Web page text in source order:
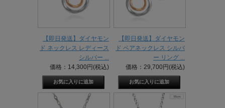
【即日発送】ダイヤモン
ド ネックレス レディース
シルバー ...
価格：14,300円(税込)
【即日発送】ダイヤモン
ド ペアネックレス シルバ
ー リング ...
価格：29,700円(税込)